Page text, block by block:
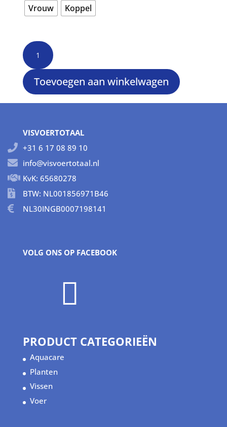
Vrouw Koppel
Nimbochromis
Venustus
aantal
Toevoegen aan winkelwagen
VISVOERTOTAAL
+31 6 17 08 89 10
info@visvoertotaal.nl
KvK: 65680278
BTW: NL001856971B46
NL30INGB0007198141
VOLG ONS OP FACEBOOK

PRODUCT CATEGORIEËN
Aquacare
Planten
Vissen
Voer